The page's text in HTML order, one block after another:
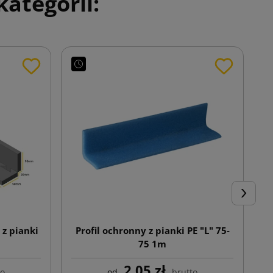
z pianki
Profil ochronny z pianki PE "L" 75-
75 1m